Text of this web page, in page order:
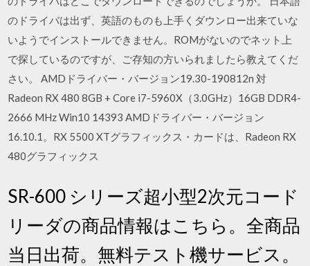
のドライバは出ず、英語のものも上手くダウンロー出来ていな
いようでインストールできません。ROMがないのでネット上
で探しているのですが、ご存知の方いられましたら教えてくだ
さい。 AMDドライバー・バージョン19.30-190812n 対
Radeon RX 480 8GB + Core i7-5960X（3.0GHz）16GB DDR4-
2666 MHz Win10 14393 AMDドライバー・バージョン
16.10.1。RX 5500 XTグラフィックス・カードは、Radeon RX
480グラフィックス
SR-600 シリーズ超小型2次元コード
リーダの商品情報はこちら。全商品
当日出荷。無料テスト機サービス。